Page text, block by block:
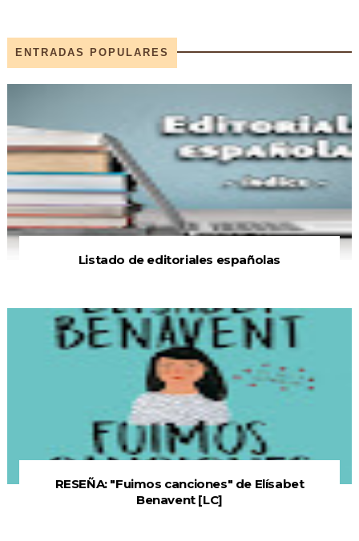
ENTRADAS POPULARES
Listado de editoriales españolas
RESEÑA: "Fuimos canciones" de Elísabet
Benavent [LC]